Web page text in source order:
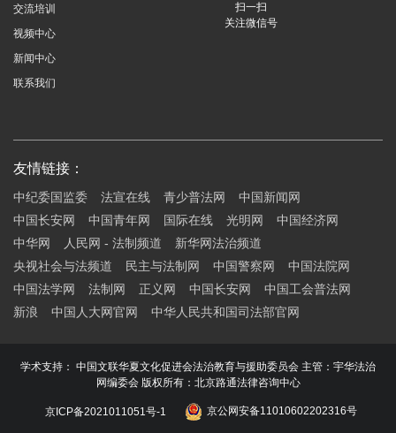
交流培训
视频中心
新闻中心
联系我们
扫一扫
关注微信号
友情链接：
中纪委国监委 法宣在线 青少普法网
中国新闻网
中国长安网
中国青年网 国际在线 光明网
中国经济网
中华网
人民网 - 法制频道
新华网法治频道
央视社会与法频道
民主与法制网 中国警察网
中国法院网
中国法学网
法制网 正义网 中国长安网
中国工会普法网
新浪
中国人大网官网 中华人民共和国司法部官网
学术支持： 中国文联华夏文化促进会法治教育与援助委员会 主管：宇华法治
网编委会 版权所有：北京路通法律咨询中心
京ICP备2021011051号-1 京公网安备11010602202316号